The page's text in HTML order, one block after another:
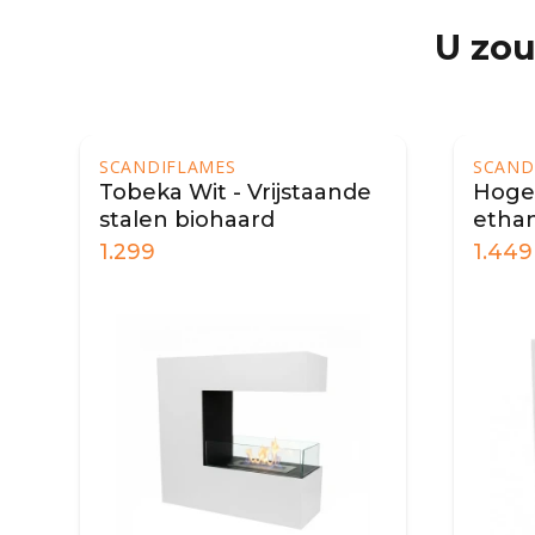
U
SCANDIFLAMES
Tobeka Wit - Vrijstaande
stalen biohaard
1.299 1.449